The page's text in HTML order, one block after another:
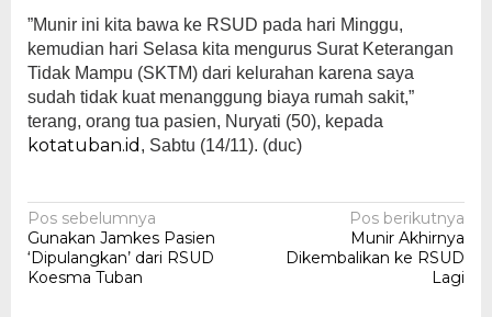
”Munir ini kita bawa ke RSUD pada hari Minggu,
kemudian hari Selasa kita mengurus Surat Keterangan
Tidak Mampu (SKTM) dari kelurahan karena saya
sudah tidak kuat menanggung biaya rumah sakit,”
terang, orang tua pasien, Nuryati (50), kepada
kotatuban.id , Sabtu (14/11). (duc)
Navigasi
pos
Pos sebelumnya
Gunakan Jamkes Pasien
‘Dipulangkan’ dari RSUD
Koesma Tuban
Pos berikutnya
Munir Akhirnya
Dikembalikan ke RSUD
Lagi